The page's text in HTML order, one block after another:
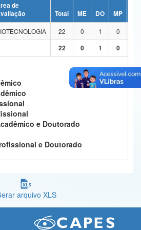
Inovações e Comunicações
dos Direitos Humanos
de
Total ME DO MP
22 0 1 0
22 0 1 0
e Doutorado
e Doutorado
arquivo XLS